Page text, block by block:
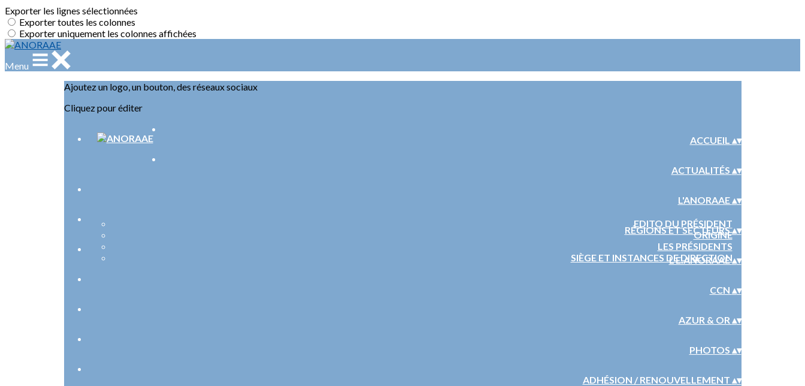
Exporter les lignes sélectionnées
Exporter toutes les colonnes
Exporter uniquement les colonnes affichées
Menu
Ajoutez un logo, un bouton, des réseaux sociaux
Cliquez pour éditer
ACCUEIL ▴▾
ACTUALITÉS ▴▾
L'ANORAAE▴▾
EDITO DU PRÉSIDENT
ORIGINE
LES PRÉSIDENTS
SIÈGE ET INSTANCES DE DIRECTION
RÉGIONS ET SECTEURS▴▾
L'E.ANORAAE▴▾
CCN ▴▾
AZUR & OR ▴▾
PHOTOS ▴▾
ADHÉSION / RENOUVELLEMENT ▴▾